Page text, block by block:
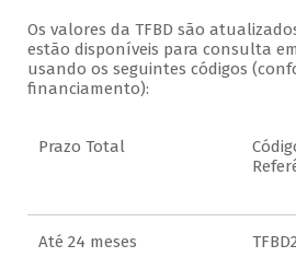
Os valores da TFBD são
estão disponíveis para consulta em
usando os seguintes códigos
financiamento):
Prazo Total
Até 24 meses